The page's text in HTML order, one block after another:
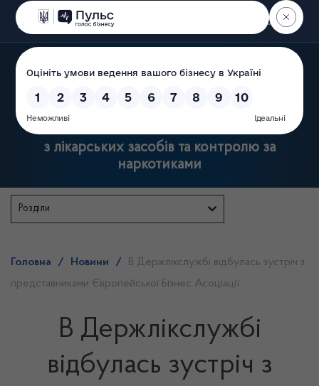
Пошук
Державна служба України
з лікарських засобів та контролю за
наркотиками
Розділи
Головна / Новини /
В Держлікслужбі відбулась зустріч з
представниками Європейської Бізнес Асоціації
В Держлікслужбі
відбулась зустріч з